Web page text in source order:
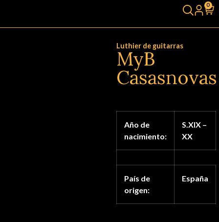
0
Luthier de guitarras
MyB
Casasnovas
Año de
nacimiento:
S.XIX –
XX
País de
origen:
España